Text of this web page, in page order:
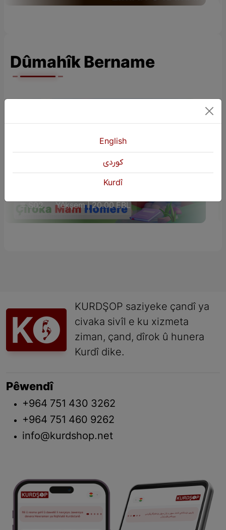
Dûmahîk Bername
ÇÎROKÊN ZAROKAN (Çîroka Mam
S02 Yêkşem | 20:00 EBL
English
كوردی
Kurdî
KURDŞOP saziyeke çandî ya
civaka sivîl e ku xizmeta
ziman, çand, dîrok û hunera
Kurdî dike.
Pêwendî
+964 751 430 3262
+964 751 460 9262
info@kurdshop.net